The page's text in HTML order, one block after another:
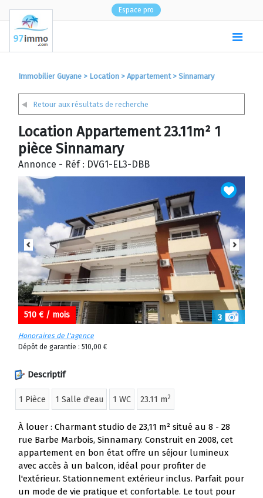
Espace pro
Immobilier Guyane > Location > Appartement> Sinnamary
Retour aux résultats de recherche
Location Appartement 23.11m² 1
pièce Sinnamary
Annonce - Réf : DVG1-EL3-DBB
3
510 € / mois
Honoraires de l'agence
Dépôt de garantie : 510,00 €
Descriptif
1 Pièce 1 Salle d'eau 1 WC 23.11 m2
À louer : Charmant studio de 23,11 m² situé au 8 - 28
rue Barbe Marbois, Sinnamary. Construit en 2008, cet
appartement en bon état offre un séjour lumineux
avec accès à un balcon, idéal pour profiter de
l'extérieur. Stationnement extérieur inclus. Parfait pour
un mode de vie pratique et confortable. Le tout pour